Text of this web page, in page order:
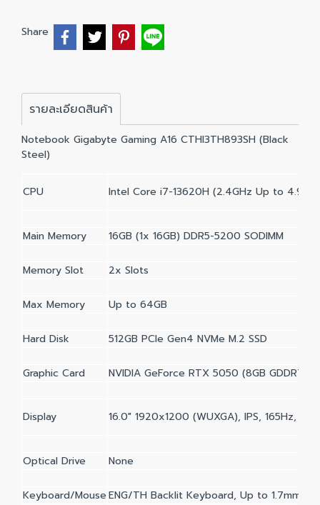
Share
รายละเอียดสินค้า
Notebook Gigabyte Gaming A16 CTHI3TH893SH (Black
Steel)
CPU Intel Core i7-13620H (2.4GHz Up to
Main Memory 16GB (1x 16GB) DDR5-5200 SODIMM
Memory Slot 2x Slots
Max Memory Up to 64GB
Hard Disk 512GB PCIe Gen4 NVMe M.2 SSD
Graphic Card NVIDIA GeForce RTX 5050 (8GB GDDR7)
Display 16.0" 1920x1200 (WUXGA), IPS, 165Hz,
Optical Drive None
Keyboard/MouseENG/TH Backlit Keyboard, Up to 1.7mm